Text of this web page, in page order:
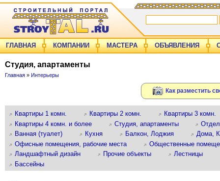
ГЛАВНАЯ КОМПАНИИ МАСТЕРА ОБЪЯВЛЕНИЯ
Студия, апартаменты
Главная » Интерьеры
Как разместить
Квартиры 1 комн. Квартиры 2 комн.
Квартиры 3 комн.
Квартиры 4 комн. и более
Студия, апартаменты
Ванная (туалет)
Кухня Балкон, Лоджия
Дома,
Офисные помещения, рабочие места
Общественные
Ландшафтный дизайн
Прочие объекты
Лестницы
Бассейны